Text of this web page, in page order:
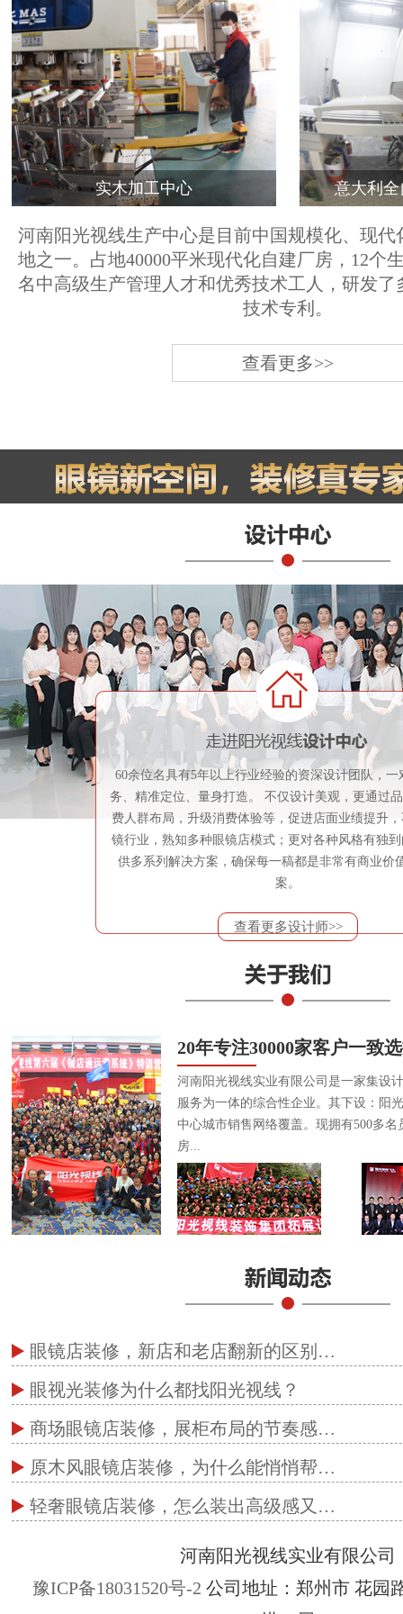
实木加工中心 意大利
河南阳光视线生产中心是目前中国规模化、现代
地之一。占地40000平米现代化自建厂房，12个
名中高级生产管理人才和优秀技术工人，研发了
技术专利。
查看更多>>
60余位名具有5年以上行业经验的资深设计团队，一
务、精准定位、量身打造。 不仅设计美观，更通过
费人群布局，升级消费体验等，促进店面业绩提升
镜行业，熟知多种眼镜店模式；更对各种风格有独
供多系列解决方案，确保每一稿都是非常有商业价
案。
查看更多设计师>>
20年专注30000家客户一致
河南阳光视线实业有限公司是一家集设
服务为一体的综合性企业。其下设：阳
中心城市销售网络覆盖。现拥有500多
房...
眼镜店装修，新店和老店翻新的区别…
眼视光装修为什么都找阳光视线？
商场眼镜店装修，展柜布局的节奏感…
原木风眼镜店装修，为什么能悄悄帮…
轻奢眼镜店装修，怎么装出高级感又…
河南阳光视线实业有限公司
豫ICP备18031520号-2 公司地址：郑州市 花园